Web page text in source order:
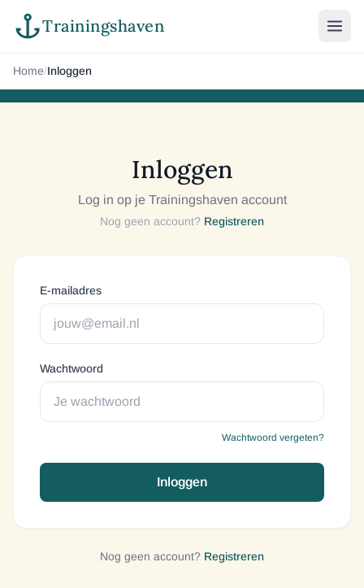
Trainingshaven
Home/Inloggen
Inloggen
Log in op je Trainingshaven account
Nog geen account? Registreren
E-mailadres
Wachtwoord
Wachtwoord vergeten?
Inloggen
Nog geen account? Registreren